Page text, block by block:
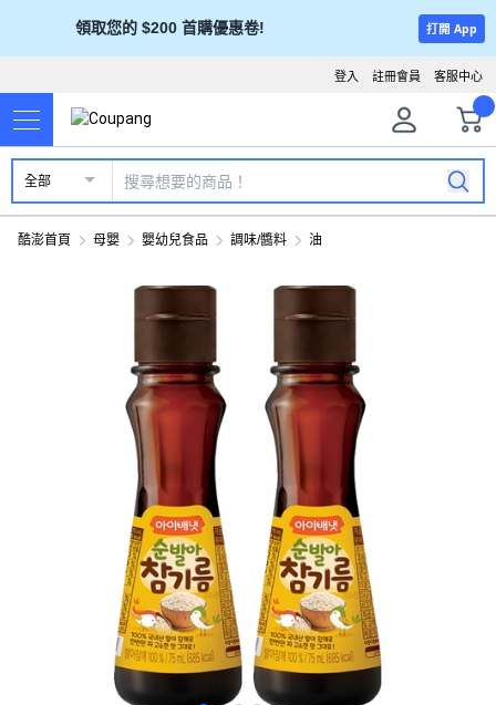
領取您的 $200 首購優惠卷! 打開 App
客服中心
註冊會員
登入
全部
酷澎首頁 母嬰 嬰幼兒食品 調味/醬料 油